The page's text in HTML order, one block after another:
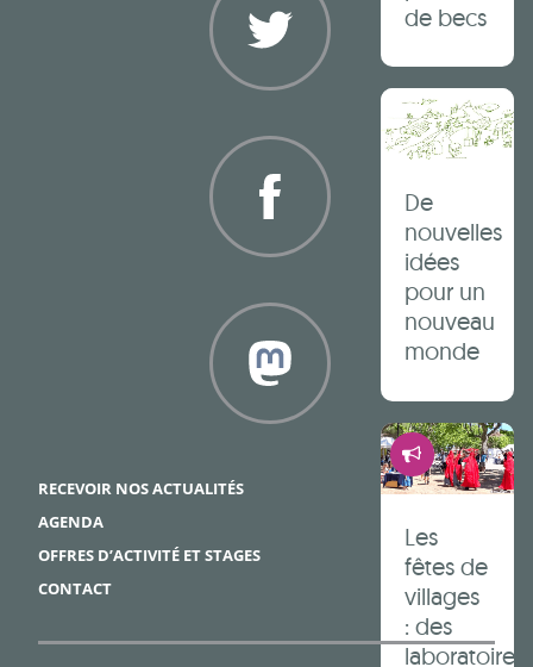
de becs
De
nouvelles
idées
pour un
nouveau
monde
Les
fêtes de
villages
: des
laboratoires
RECEVOIR NOS ACTUALITÉS
AGENDA
OFFRES D’ACTIVITÉ ET STAGES
CONTACT